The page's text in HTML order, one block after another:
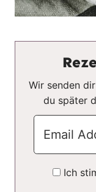
Wir senden
du später
Ich